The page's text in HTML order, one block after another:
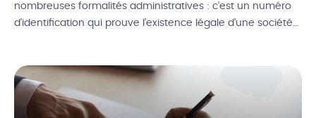
nombreuses formalités administratives : c’est un numéro
d’identification qui prouve l’existence légale d’une société
publics. Quelle est la définition du numéro RCS ? Quelle
différence avec le […]